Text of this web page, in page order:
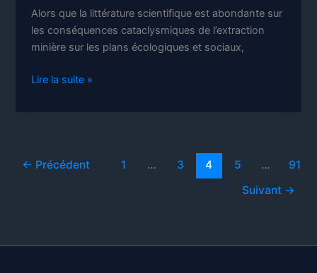
Alors que la littérature scientifique est abondante sur
les conséquences cataclysmiques de l’extraction
minière sur les plans écologiques et sociaux,
L’extractivisme
Lire la suite »
← Précédent 1 … 3 4 5 …
91
Suivant →